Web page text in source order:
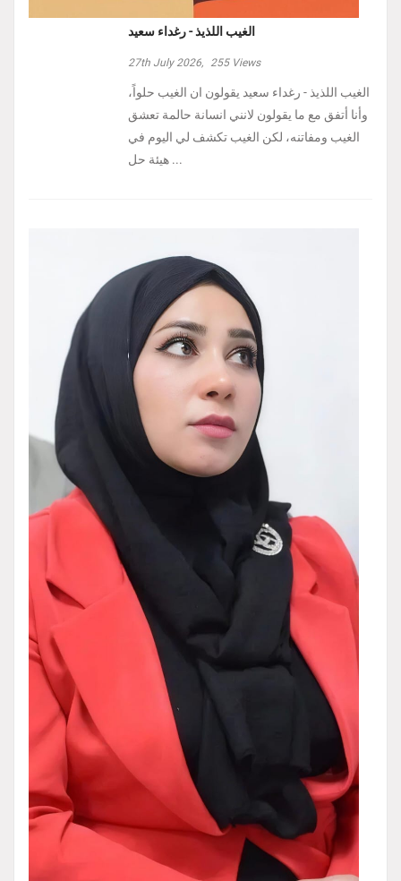
الغيب اللذيذ - رغداء سعيد
27th July 2026, 255Views
الغيب اللذيذ - رغداء سعيد يقولون ان الغيب حلواً،
وأنا أتفق مع ما يقولون لانني انسانة حالمة تعشق
الغيب ومفاتنه، لكن الغيب تكشف لي اليوم في
هيئة حل ...